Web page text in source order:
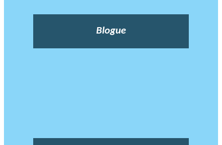
Blogue